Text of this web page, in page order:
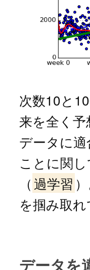
次数10と
来を全く
データに
ことに関
（ 過学習
を掴み取
データを